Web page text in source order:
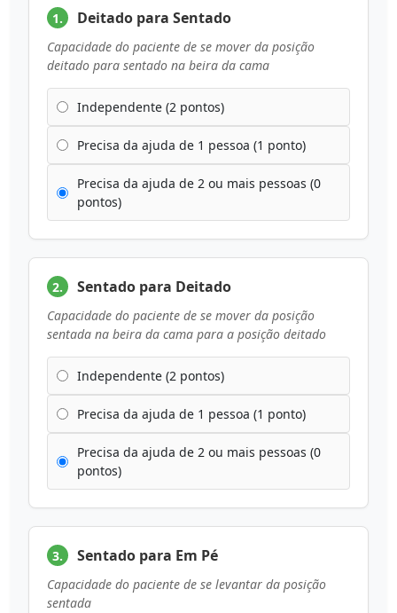
1. Deitado para Sentado
Capacidade do paciente de se mover da posição
deitado para sentado na beira da cama
Independente (2 pontos)
Precisa da ajuda de 1 pessoa (1 ponto)
Precisa da ajuda de 2 ou mais pessoas (0
pontos)
2. Sentado para Deitado
Capacidade do paciente de se mover da posição
sentada na beira da cama para a posição deitado
Independente (2 pontos)
Precisa da ajuda de 1 pessoa (1 ponto)
Precisa da ajuda de 2 ou mais pessoas (0
pontos)
3. Sentado para Em Pé
Capacidade do paciente de se levantar da posição
sentada